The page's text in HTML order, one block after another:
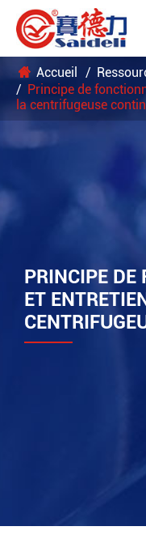
Accueil
Principe de
la centrifugeuse
PRINCIPE DE
ET